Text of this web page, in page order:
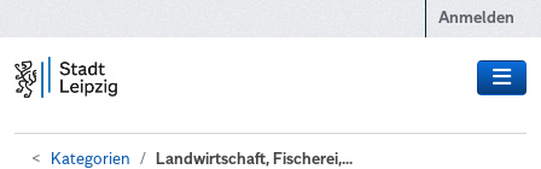
Anmelden
Kategorien Landwirtschaft, Fischerei,...